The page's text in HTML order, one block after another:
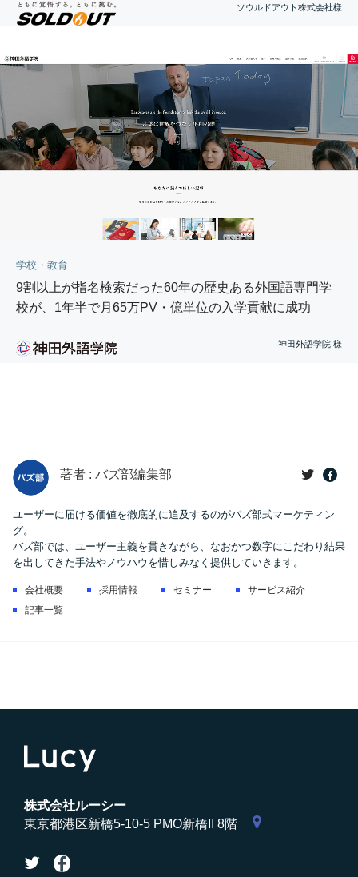
ソウルドアウト株式会社様
学校・教育
9割以上が指名検索だった60年の歴史ある外国語専門学
校が、1年半で月65万PV・億単位の入学貢献に成功
神田外語学院 様
著者 : バズ部編集部
ユーザーに届ける価値を徹底的に追及するのがバズ部式マーケティン
グ。
バズ部では、ユーザー主義を貫きながら、なおかつ数字にこだわり結果
を出してきた手法やノウハウを惜しみなく提供していきます。
会社概要 採用情報 セミナー
サービス紹介
記事一覧
株式会社ルーシー
東京都港区新橋5-10-5 PMO新橋II 8階